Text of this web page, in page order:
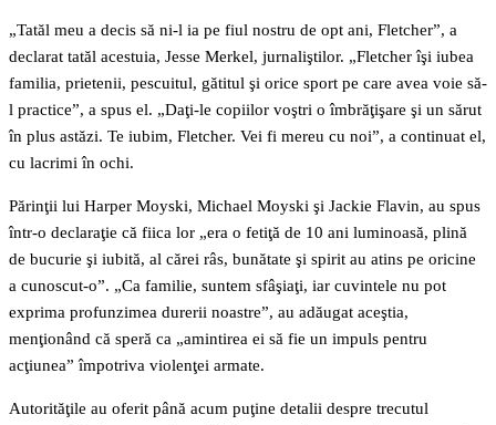
„Tatăl meu a decis să ni-l ia pe fiul nostru de opt ani, Fletcher”, a
declarat tatăl acestuia, Jesse Merkel, jurnaliştilor. „Fletcher îşi iubea
familia, prietenii, pescuitul, gătitul şi orice sport pe care avea voie să-
l practice”, a spus el. „Daţi-le copiilor voştri o îmbrăţişare şi un sărut
în plus astăzi. Te iubim, Fletcher. Vei fi mereu cu noi”, a continuat el,
cu lacrimi în ochi.
Părinţii lui Harper Moyski, Michael Moyski şi Jackie Flavin, au spus
într-o declaraţie că fiica lor „era o fetiţă de 10 ani luminoasă, plină
de bucurie şi iubită, al cărei râs, bunătate şi spirit au atins pe oricine
a cunoscut-o”. „Ca familie, suntem sfâşiaţi, iar cuvintele nu pot
exprima profunzimea durerii noastre”, au adăugat aceştia,
menţionând că speră ca „amintirea ei să fie un impuls pentru
acţiunea” împotriva violenţei armate.
Autorităţile au oferit până acum puţine detalii despre trecutul